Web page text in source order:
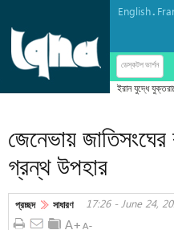
English.
ডেস্কটপ ভার্শন
ইরান যুদ্ধে
জেনেভায়
গ্রন্থ উপহার
প্রচ্ছদ সাধারণ 17:26 - June 24,